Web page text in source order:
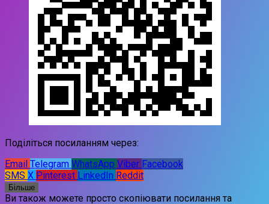
Поділіться посиланням через:
Email Telegram WhatsApp Viber Facebook
SMS X Pinterest LinkedIn Reddit
Більше
Ви також можете просто скопіювати посилання та